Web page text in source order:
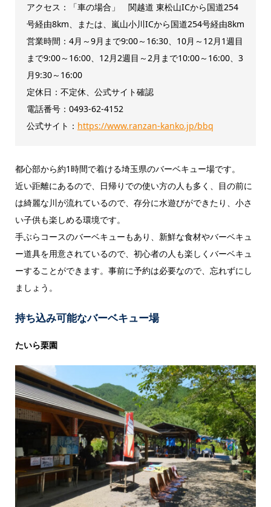
アクセス：「車の場合」 関越道 東松山ICから国道254
号経由8km、または、嵐山小川ICから国道254号経由8km
営業時間：4月～9月まで9:00～16:30、10月～12月1週目
まで9:00～16:00、12月2週目～2月まで10:00～16:00、3
月9:30～16:00
定休日：不定休、公式サイト確認
電話番号：0493-62-4152
公式サイト： https://www.ranzan-kanko.jp/bbq
都心部から約1時間で着ける埼玉県のバーベキュー場です。
近い距離にあるので、日帰りでの使い方の人も多く、目の前に
は綺麗な川が流れているので、存分に水遊びができたり、小さ
い子供も楽しめる環境です。
手ぶらコースのバーベキューもあり、新鮮な食材やバーベキュ
ー道具を用意されているので、初心者の人も楽しくバーベキュ
ーすることができます。事前に予約は必要なので、忘れずにし
ましょう。
持ち込み可能なバーベキュー場
たいら栗園